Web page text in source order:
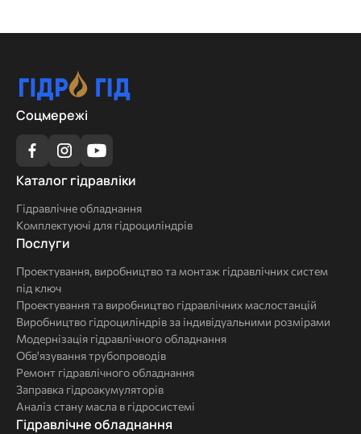
Соцмережі
Каталог
Каталог гідравліки
Гідравлічне обладнання
Комплектуючі для гідроциліндрів
Послуги
Послуги
Проектування, виробництво та монтаж гідравлічних систем
під ключ
Проектування та виробництво гідравлічних маслостанцій
Виробництво гідроциліндрів за індивідуальними розмірами
Модернізація гідравлічного обладнання
Обв'язування трубопроводів
Ремонт гідравлічного обладнання
Заправка гідроакумуляторів
Аналіз стану масла в гідросистемі
Комплексні
Гідравлічне обладнання